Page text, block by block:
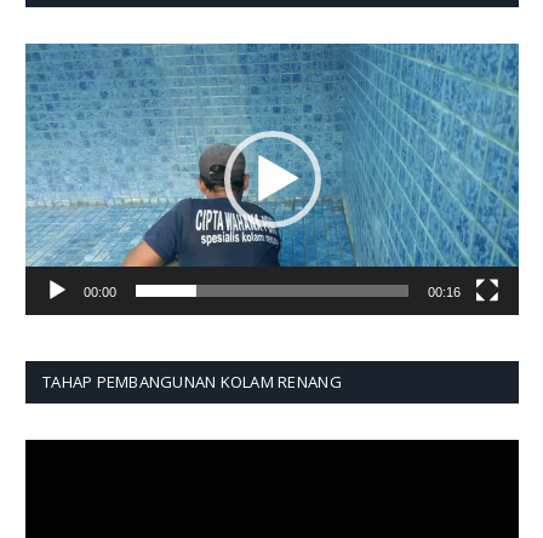
Pemutar
Video
00:00 00:16
TAHAP PEMBANGUNAN KOLAM RENANG